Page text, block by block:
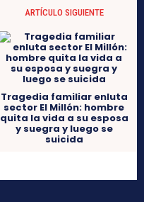
ARTÍCULO SIGUIENTE
Tragedia familiar enluta
sector El Millón: hombre
quita la vida a su esposa
y suegra y luego se
suicida